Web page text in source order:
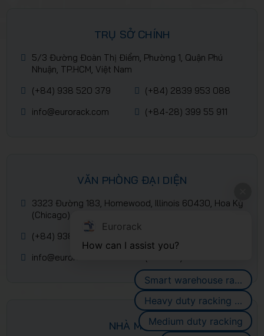
TRỤ SỞ CHÍNH
5/3 Đường Đoàn Thị Điểm, Phường 1, Quận Phú
Nhuận, TP.HCM, Việt Nam
(+84) 938 520 379
(+84) 2839 953 088
info@eurorack.com
(+84-28) 399 55 911
VĂN PHÒNG ĐẠI DIỆN
3323 Đường 183, Homewood, Illinois 60430, Hoa Kỳ
(Chicago)
(+84) 938 520 379
info@eurorack.com
NHÀ MÁY
Eurorack
How can I assist you?
Smart warehouse racking systems
Heavy duty racking systems
Medium duty racking